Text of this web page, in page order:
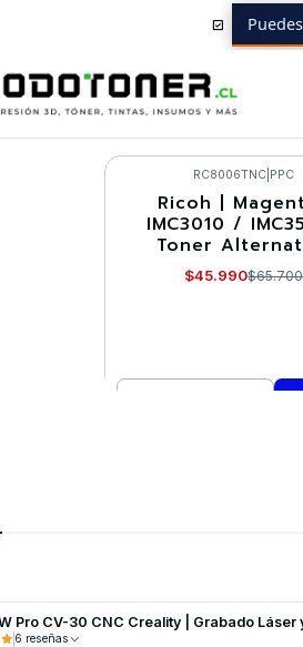
Insumos RICOH
-30%
RC8006TNC PPC
Ricoh |
IMC3010 /
Toner
$45.990$65.700
Pro CV-30 CNC Creality | Grabado Láser
6 reseñas